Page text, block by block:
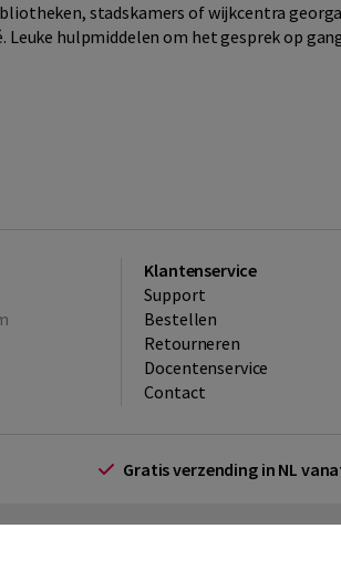
stadskamers of wijkcentra
Leuke hulpmiddelen om het gesprek op
Klantenservice
Support
Bestellen
​Retourneren
Docentenservice
Contact
Gratis verzending in NL